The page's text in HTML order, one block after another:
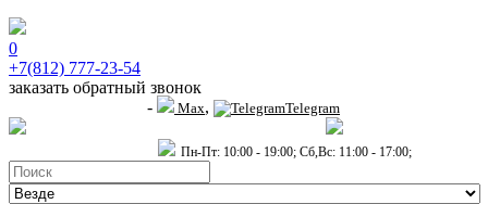
0
+7(812) 777-23-54
заказать обратный звонок
- Max, Telegram
Пн-Пт: 10:00 - 19:00; Сб,Вс: 11:00 - 17:00;